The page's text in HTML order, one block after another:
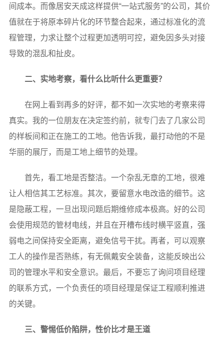
间成本。而像居安天成这样提供“一站式服务”的公司，其价
值就在于将原本碎片化的环节整合起来，通过标准化的流
程管理，力求让整个过程更加透明可控，避免因多头对接
导致的混乱和扯皮。
二、实地考察，看什么比听什么更重要？
在网上看到再多的好评，都不如一次实地的考察来得
真实。我的一位朋友在决定签约前，就专门去了几家公司
的样板间和正在施工的工地。他告诉我，最打动他的不是
华丽的展厅，而是工地上细节的处理。
首先，看工地是否整洁。一个杂乱无章的工地，很难
让人相信其工艺标准。其次，要留意水电改造的细节。这
是隐蔽工程，一旦出现问题后期维修成本极高。好的公司
会使用规范的管材电线，并且在开槽布线时横平竖直，强
弱电之间保持安全距离，避免信号干扰。再者，可以观察
工人的操作是否熟练，有无佩戴安全装备，这能反映出公
司的管理水平和安全意识。最后，不要忘了询问项目经理
的联系方式，一个负责任的项目经理是保证工程顺利推进
的关键。
三、警惕低价陷阱，性价比才是王道